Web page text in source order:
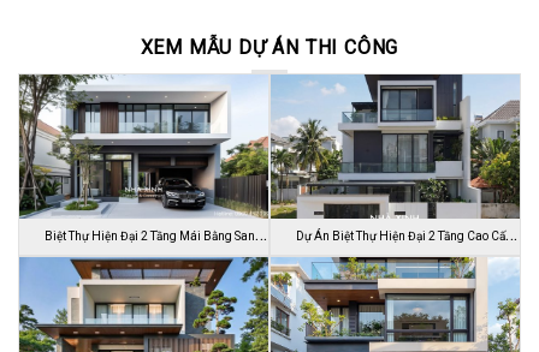
XEM MẪU DỰ ÁN THI CÔNG
Biệt Thự Hiện Đại 2 Tầng Mái Bằng Sang Dự Án Biệt Thự Hiện Đại 2 Tầng Cao Cấp
Đ…